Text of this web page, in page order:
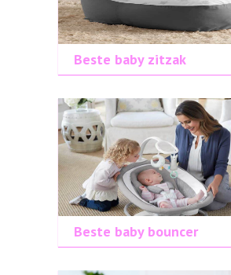
Beste baby zitzak
Beste baby bouncer